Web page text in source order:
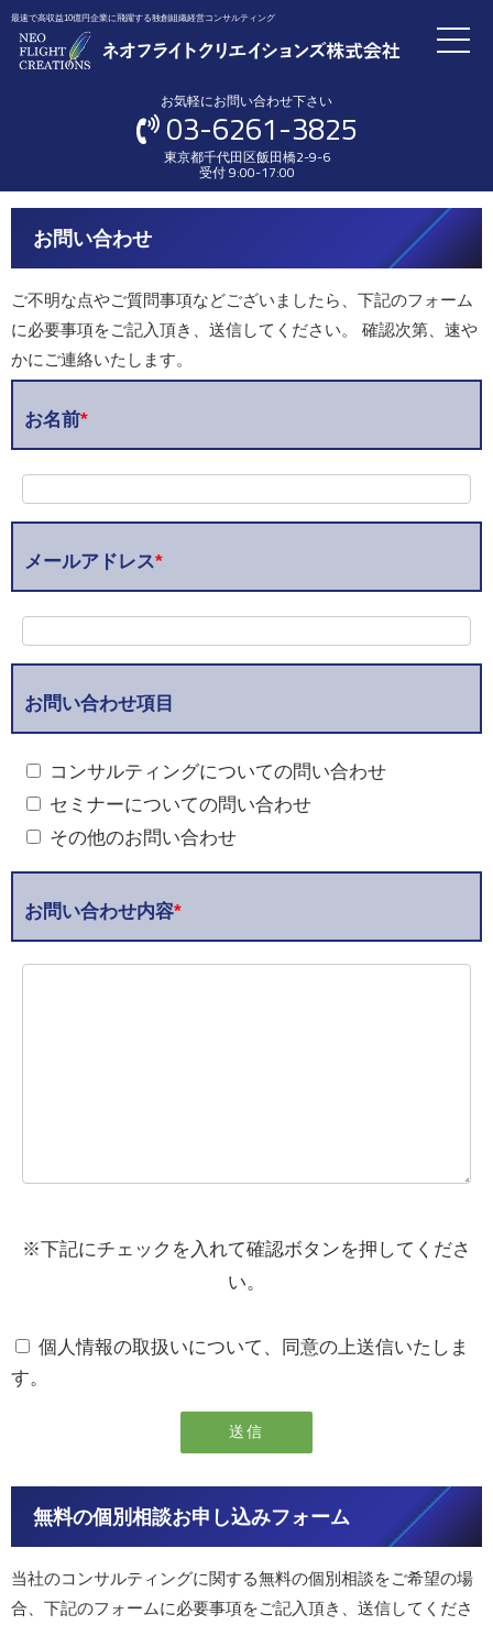
最速で高収益10億円企業に飛躍する独創組織経営コンサルティング
お気軽にお問い合わせ下さい
03-6261-3825
東京都千代田区飯田橋2-9-6
受付 9:00-17:00
お問い合わせ
ご不明な点やご質問事項などございましたら、下記のフォーム
に必要事項をご記入頂き、送信してください。 確認次第、速や
かにご連絡いたします。
お名前*
メールアドレス*
お問い合わせ項目
コンサルティングについての問い合わせ
セミナーについての問い合わせ
その他のお問い合わせ
お問い合わせ内容*
※下記にチェックを入れて確認ボタンを押してくださ
い。
個人情報の取扱いについて、同意の上送信いたしま
す。
無料の個別相談お申し込みフォーム
当社のコンサルティングに関する無料の個別相談をご希望の場
合、下記のフォームに必要事項をご記入頂き、送信してくださ